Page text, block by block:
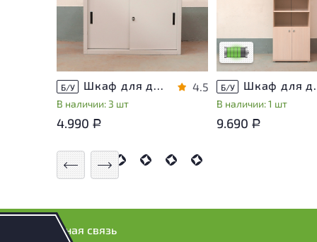
Б/У Шкаф для документов Металл
В наличии: 3 шт
4.5
4.990 Р
эксплуатации, не
использования
Низкая степень
Б/У Шкаф для
В наличии: 1 шт
9.690 Р
Обратная связь